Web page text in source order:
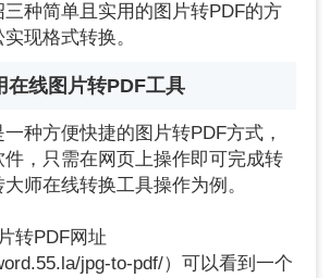
种简单且实用的图片转PDF的方
现格式转换。
在线图片转PDF工具
种方便快捷的图片转PDF方式，
，只需在网页上操作即可完成转
师在线转换工具操作为例。
转PDF网址
jpg-to-pdf/）可以看到一个